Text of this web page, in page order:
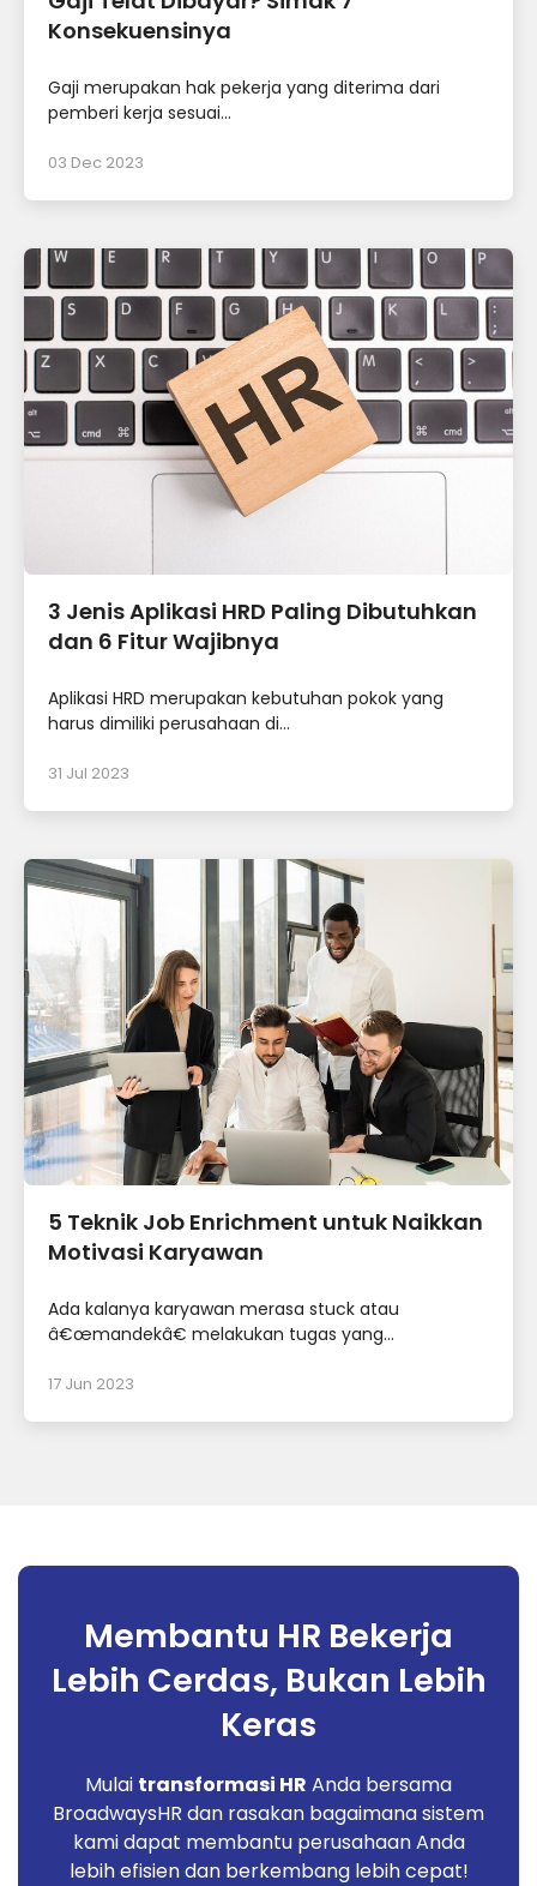
Konsekuensinya
Gaji merupakan hak pekerja yang diterima dari
pemberi kerja sesuai...
03 Dec 2023
3 Jenis Aplikasi HRD Paling Dibutuhkan
dan 6 Fitur Wajibnya
Aplikasi HRD merupakan kebutuhan pokok yang
harus dimiliki perusahaan di...
31 Jul 2023
5 Teknik Job Enrichment untuk Naikkan
Motivasi Karyawan
Ada kalanya karyawan merasa stuck atau
â€œmandekâ€ melakukan tugas yang...
17 Jun 2023
Membantu HR Bekerja
Lebih Cerdas, Bukan Lebih
Keras
Mulai transformasi HR Anda bersama
BroadwaysHR dan rasakan bagaimana sistem
kami dapat membantu perusahaan Anda
lebih efisien dan berkembang lebih cepat!